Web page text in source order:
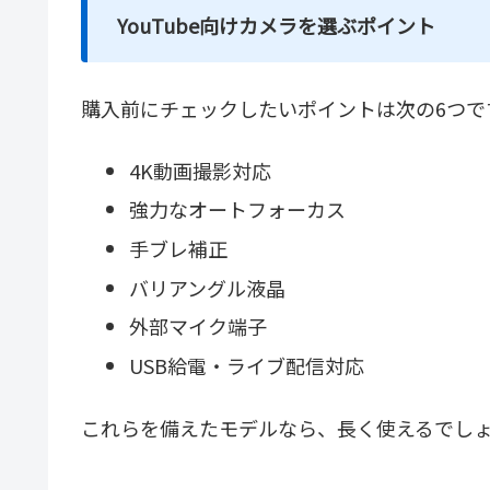
YouTube向けカメラを選ぶポイント
購入前にチェックしたいポイントは次の6つで
4K動画撮影対応
強力なオートフォーカス
手ブレ補正
バリアングル液晶
外部マイク端子
USB給電・ライブ配信対応
これらを備えたモデルなら、長く使えるでしょ